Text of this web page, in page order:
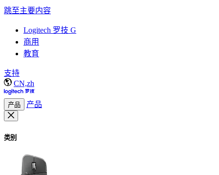
跳至主要内容
Logitech 罗技 G
商用
教育
支持
CN,zh
产品 产品
类别